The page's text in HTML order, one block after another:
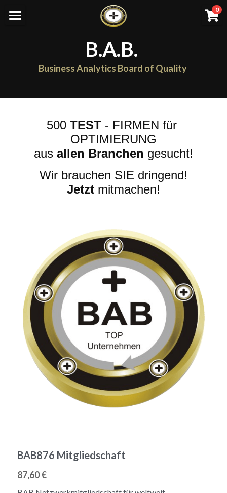
B.A.B.
Business Analytics Board of Quality
0
Unternehmen
BAB
Netzwerk/ Spende/ Preis
500 TEST - FIRMEN für
OPTIMIERUNG
aus allen Branchen gesucht!
Wir brauchen SIE dringend!
Jetzt mitmachen!
BAB876 Mitgliedschaft
87,60 €
×
SHOPKATEGORIEN